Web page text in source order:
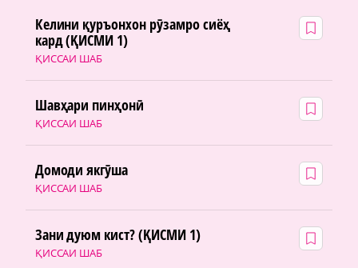
ҚИССАИ ШАБ
Келини қуръонхон рӯзамро сиёҳ
кард (ҚИСМИ 1)
ҚИССАИ ШАБ
Шавҳари пинҳонӣ
ҚИССАИ ШАБ
Домоди якгӯша
ҚИССАИ ШАБ
Зани дуюм кист? (ҚИСМИ 1)